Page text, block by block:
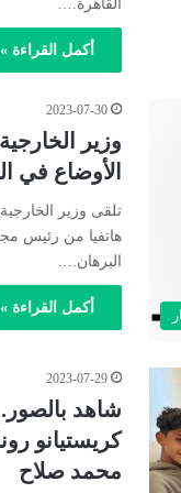
القاهرة.…
أكمل القراءة »
2023-07-30
وزير
الأوضاع في
تلقى وزير
هاتفيا من رئيس
البرهان.…
أكمل القراءة »
2023-07-29
شاهد
كريستيانو
محمد صلاح